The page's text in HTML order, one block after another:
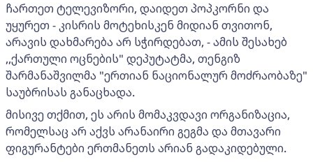
ჩართეთ ტელევიზორი, დაიდეთ პოპკორნი და
უყურეთ - კისრის მოტეხისკენ მიდიან თვითონ,
არავის დახმარება არ სჭირდებათ, - ამის შესახებ
,,ქართული ოცნების" დეპუტატმა, თენგიზ
შარმანაშვილმა "ერთიან ნაციონალურ მოძრაობაზე"
საუბრისას განაცხადა.
მისივე თქმით, ეს არის მომაკვდავი ორგანიზაცია,
რომელსაც არ აქვს არანაირი გეგმა და მთავარი
ფიგურანტები ერთმანეთს არიან გადაკიდებული.